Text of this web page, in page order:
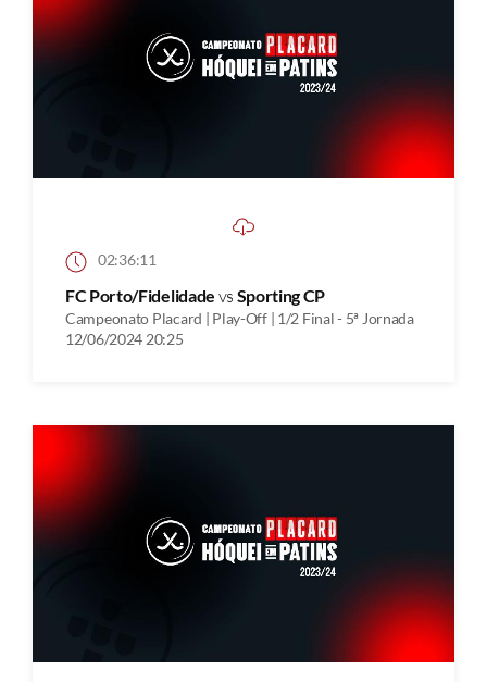
02:36:11
FC Porto/Fidelidade vs Sporting CP
Campeonato Placard | Play-Off | 1/2 Final - 5ª Jornada
12/06/2024 20:25